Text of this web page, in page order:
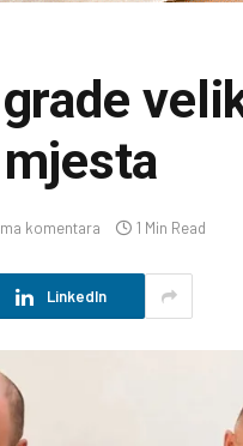
komentara 1 Min Read
LinkedIn